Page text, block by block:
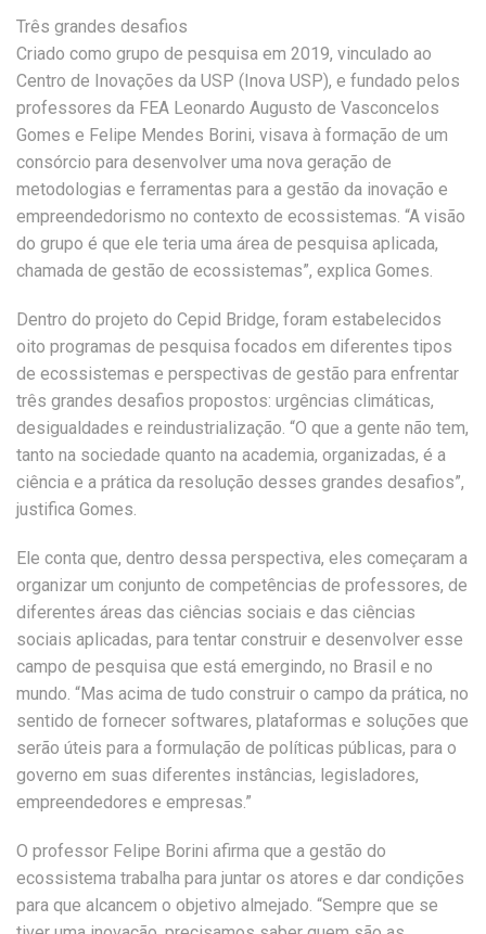
Três grandes desafios
Criado como grupo de pesquisa em 2019, vinculado ao
Centro de Inovações da USP (Inova USP), e fundado pelos
professores da FEA Leonardo Augusto de Vasconcelos
Gomes e Felipe Mendes Borini, visava à formação de um
consórcio para desenvolver uma nova geração de
metodologias e ferramentas para a gestão da inovação e
empreendedorismo no contexto de ecossistemas. “A visão
do grupo é que ele teria uma área de pesquisa aplicada,
chamada de gestão de ecossistemas”, explica Gomes.
Dentro do projeto do Cepid Bridge, foram estabelecidos
oito programas de pesquisa focados em diferentes tipos
de ecossistemas e perspectivas de gestão para enfrentar
três grandes desafios propostos: urgências climáticas,
desigualdades e reindustrialização. “O que a gente não tem,
tanto na sociedade quanto na academia, organizadas, é a
ciência e a prática da resolução desses grandes desafios”,
justifica Gomes.
Ele conta que, dentro dessa perspectiva, eles começaram a
organizar um conjunto de competências de professores, de
diferentes áreas das ciências sociais e das ciências
sociais aplicadas, para tentar construir e desenvolver esse
campo de pesquisa que está emergindo, no Brasil e no
mundo. “Mas acima de tudo construir o campo da prática, no
sentido de fornecer softwares, plataformas e soluções que
serão úteis para a formulação de políticas públicas, para o
governo em suas diferentes instâncias, legisladores,
empreendedores e empresas.”
O professor Felipe Borini afirma que a gestão do
ecossistema trabalha para juntar os atores e dar condições
para que alcancem o objetivo almejado. “Sempre que se